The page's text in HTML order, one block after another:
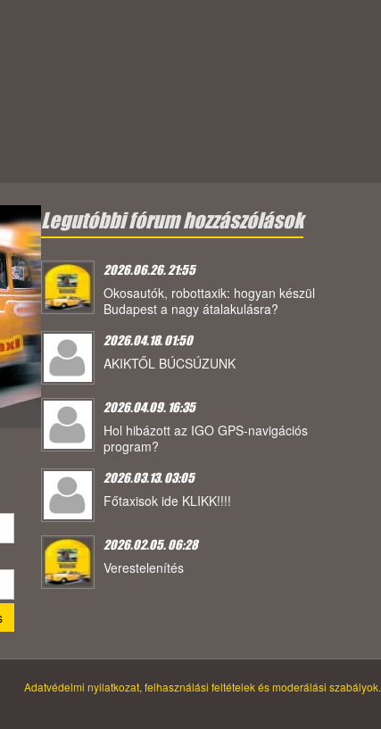
Legutóbbi fórum hozzászólások
2026.06.26. 21:55
Okosautók, robottaxik: hogyan készül
Budapest a nagy átalakulásra?
2026.04.18. 01:50
AKIKTŐL BÚCSÚZUNK
2026.04.09. 16:35
Hol hibázott az IGO GPS-navigációs
program?
2026.03.13. 03:05
Főtaxisok ide KLIKK!!!!
2026.02.05. 06:28
Verestelenítés
Adatvédelmi nyilatkozat, felhasználási feltételek és moderálási szabályok.